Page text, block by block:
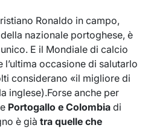
Ronaldo in campo,
nazionale portoghese, è
E il Mondiale di calcio
occasione di salutarlo
considerano «il migliore di
inglese).Forse anche per
Portogallo e Colombia di
è già tra quelle che